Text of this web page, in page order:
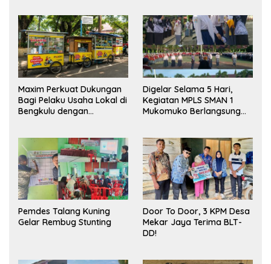
Maxim Perkuat Dukungan
Bagi Pelaku Usaha Lokal di
Bengkulu dengan
Pasar
Digelar Selama 5 Hari,
Kegiatan MPLS SMAN 1
Mukomuko Berlangsung
Pemdes Talang Kuning
Gelar Rembug Stunting
Door To Door, 3 KPM Desa
Mekar Jaya Terima BLT-
DD!